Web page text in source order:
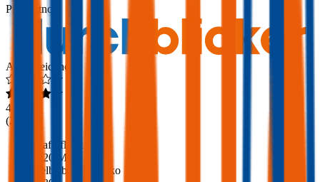
Produktnote
Ausgezeichnet
4,6
(217
Haftpflicht
€ 20 Mio.
Selbstbehalt Kasko